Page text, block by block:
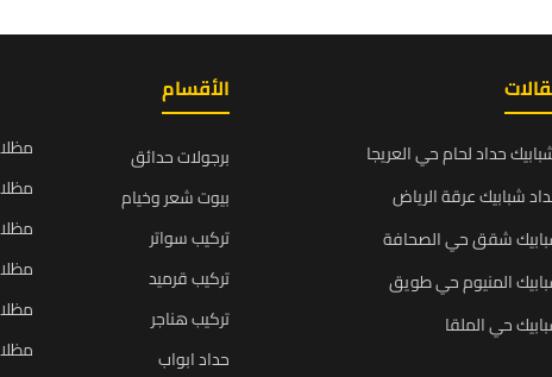
حداد لحام حي العريجا
شبابيك عرقة الرياض
شقق حي الصحافة
المنيوم حي طويق
حي الملقا
الأقسام
برجولات حدائق
بيوت شعر وخيام
تركيب سواتر
تركيب قرميد
تركيب هناجر
حداد ابواب